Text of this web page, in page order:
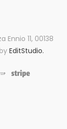
11, 00138
EditStudio.